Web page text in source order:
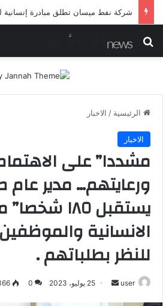
بحث عن
الرئيسية / الاخبار
الاخبار
مشددا” على
ورعايتهم… مدير
يستقبل ١٨٥
الانسانية
للنظر بطلباتهم .
user
أرسل 25 يوليو، 2023 0